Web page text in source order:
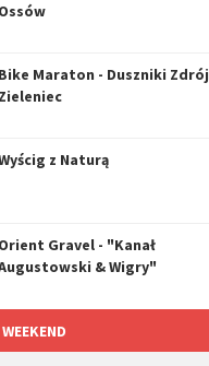
Ossów
Bike Maraton - Duszniki Zdrój
Zieleniec
z Naturą
Orient Gravel - "Kanał
& Wigry"